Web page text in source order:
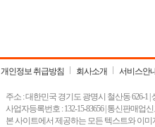
개인정보 취급방침 회사소개 서비스안
주소 : 대한민국 경기도 광명시 철산동 626-1 |
사업자등록번호 : 132-15-83656 | 통신판매업
본 사이트에서 제공하는 모든 텍스트와 이